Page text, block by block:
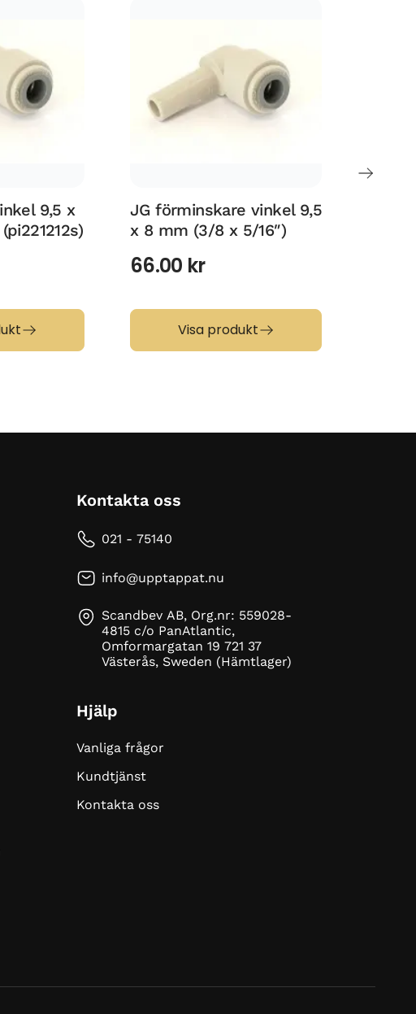
9,5 x
JG förminskare vinkel 9,5
x 8 mm (3/8 x 5/16″)
66.00 kr
Visa produkt
Kontakta oss
021 - 75140
info@upptappat.nu
Scandbev AB, Org.nr: 559028-
4815 c/o PanAtlantic,
Omformargatan 19 721 37
Västerås, Sweden (Hämtlager)
Hjälp
Vanliga frågor
Kundtjänst
Kontakta oss